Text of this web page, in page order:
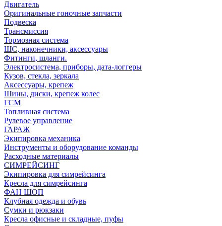
Двигатель
Оригинальные гоночные запчасти
Подвеска
Трансмиссия
Тормозная система
ШС, наконечники, аксессуары
Фитинги, шланги.
Электросистема, приборы, дата-логгеры
Кузов, стекла, зеркала
Аксессуары, крепеж
Шины, диски, крепеж колес
ГСМ
Топливная система
Рулевое управление
ГАРАЖ
Экипировка механика
Инструменты и оборудование команды
Расходные материалы
СИМРЕЙСИНГ
Экипировка для симрейсинга
Кресла для симрейсинга
ФАН ШОП
Клубная одежда и обувь
Сумки и рюкзаки
Кресла офисные и складные, пуфы